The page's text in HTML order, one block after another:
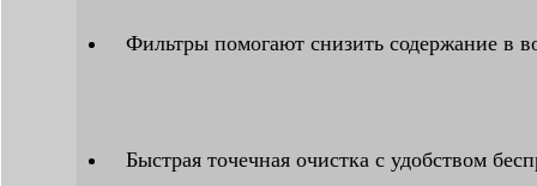
Фильтры помогают снизить содержание в
Быстрая точечная очистка с удобством